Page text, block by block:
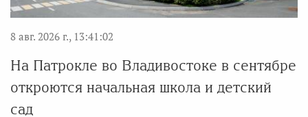
8 авг. 2026 г., 13:41:02
На Патрокле во Владивостоке в сентябре
откроются начальная школа и детский
сад